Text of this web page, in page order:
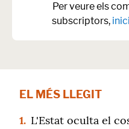
Per veure els
subscriptors,
EL MÉS LLEGIT
1. L'Estat oculta el